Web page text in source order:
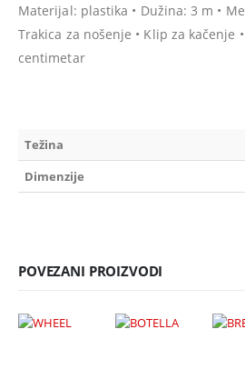
Materijal: plastika • Dužina: 3 m •
Trakica za nošenje • Klip za kačenje
centimetar
Težina
Dimenzije
POVEZANI PROIZVODI